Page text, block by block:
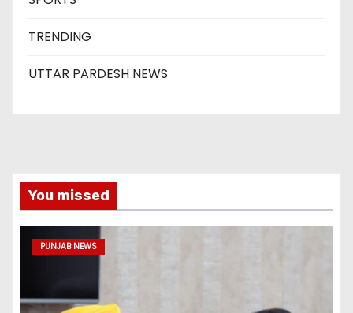
TRENDING
UTTAR PARDESH NEWS
You missed
PUNJAB NEWS